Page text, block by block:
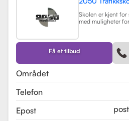
Skolen er kjent for
med muligheter
engasjert team,
Trafikkskole som
med å bli trygge
Få et tilbud
Området
Telefon
Epost